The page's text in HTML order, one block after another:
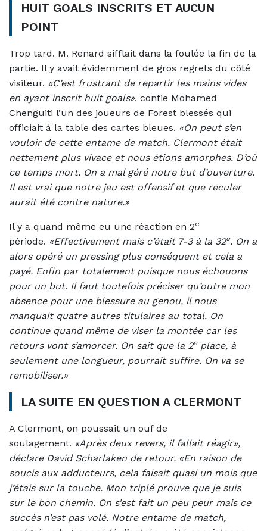
HUIT GOALS INSCRITS ET AUCUN
POINT
Trop tard. M. Renard sifflait dans la foulée la fin de la
partie. Il y avait évidemment de gros regrets du côté
visiteur. «C’est frustrant de repartir les mains vides
en ayant inscrit huit goals», confie Mohamed
Chenguiti l’un des joueurs de Forest blessés qui
officiait à la table des cartes bleues. «On peut s’en
vouloir de cette entame de match. Clermont était
nettement plus vivace et nous étions amorphes. D’où
ce temps mort. On a mal géré notre but d’ouverture.
Il est vrai que notre jeu est offensif et que reculer
aurait été contre nature.»
Il y a quand même eu une réaction en 2e
période. «Effectivement mais c’était 7-3 à la 32e. On a
alors opéré un pressing plus conséquent et cela a
payé. Enfin par totalement puisque nous échouons
pour un but. Il faut toutefois préciser qu’outre mon
absence pour une blessure au genou, il nous
manquait quatre autres titulaires au total. On
continue quand même de viser la montée car les
retours vont s’amorcer. On sait que la 2eplace, à
seulement une longueur, pourrait suffire. On va se
remobiliser.»
LA SUITE EN QUESTION A CLERMONT
A Clermont, on poussait un ouf de
soulagement. «Après deux revers, il fallait réagir»,
déclare David Scharlaken de retour. «En raison de
soucis aux adducteurs, cela faisait quasi un mois que
j’étais sur la touche. Mon triplé prouve que je suis
sur le bon chemin. On s’est fait un peu peur mais ce
succès n’est pas volé. Notre entame de match,